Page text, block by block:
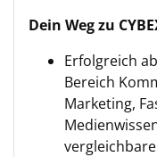
Dein Weg zu
Erfolgreich
Bereich
Marketing,